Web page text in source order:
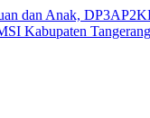
dan Anak,
Kabupaten